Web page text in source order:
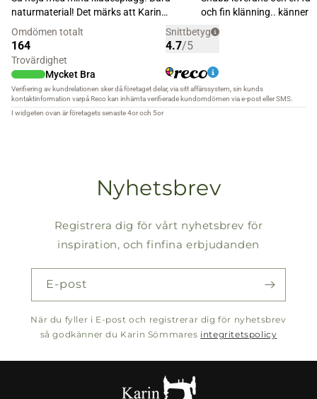
Nyhetsbrev
Registrera dig för vårt nyhetsbrev för
inspiration, och finfina erbjudanden
E-post
När du fyller i E-post och registrerar dig för nyhetsbrev
så godkänner du Karin Sömmares integritetspolicy